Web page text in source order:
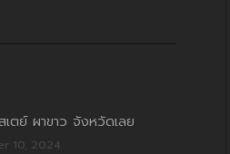
เตย์ ผาขาว จังหวัดเลย
10, 2024